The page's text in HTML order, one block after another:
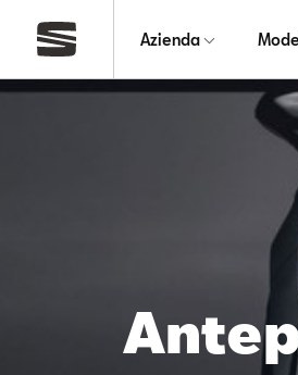
Azienda